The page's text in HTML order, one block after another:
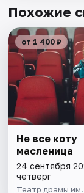
Похожие
от 1 400 ₽
Не все коту
масленица
24 сентября
четверг
Театр драмы им.